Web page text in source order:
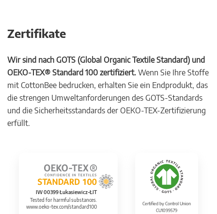
Zertifikate
Wir sind nach GOTS (Global Organic Textile Standard) und
OEKO-TEX® Standard 100 zertifiziert. Wenn Sie Ihre Stoffe
mit CottonBee bedrucken, erhalten Sie ein Endprodukt, das
die strengen Umweltanforderungen des GOTS-Standards
und die Sicherheitsstandards der OEKO-TEX-Zertifizierung
erfüllt.
IW 00399 Łukasiewicz-ŁIT
Tested for harmful substances.
www.oeko-tex.com/standard100
Certified by Control Union
CU1099579